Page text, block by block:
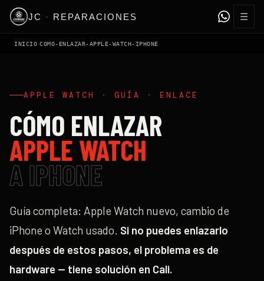
JC · REPARACIONES ☰
INICIO COMO-ENLAZAR-APPLE-WATCH-IPHONE
APPLE WATCH · GUÍA · ENLACE
CÓMO ENLAZAR
APPLE WATCH
A IPHONE
Guía completa: Apple Watch nuevo, cambio de
iPhone o Watch usado. Si no puedes enlazarlo
después de estos pasos, el problema es de
hardware — tiene solución en Cali.